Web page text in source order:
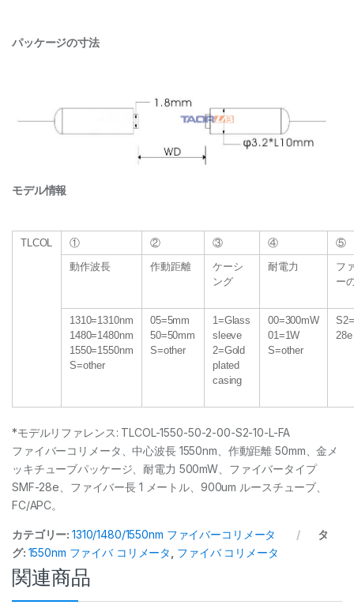
パッケージの寸法
モデル情報
TLCOL ① ② ③ ④
⑤
動作波長
作動距離
ケーシ
ング
耐電力
フ
ー
1310=1310nm
1480=1480nm
1550=1550nm
S=other
05=5mm
50=50mm
S=other
1=Glass
sleeve
2=Gold
plated
casing
00=300mW
01=1W
S=other
28e
*モデルリファレンス: TLCOL-1550-50-2-00-S2-10-L-FA
ファイバーコリメータ、中心波長 1550nm、作動距離 50mm、金メ
ッキチューブパッケージ、耐電力 500mW、ファイバータイプ
SMF-28e、ファイバー長 1 メートル、900um ルースチューブ、
FC/APC。
カテゴリー:1310/1480/1550nm ファイバーコリメータ
タ
グ: 1550nm ファイバ コリメータ ファイバ コリメータ
関連商品